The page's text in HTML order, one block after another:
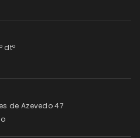
dtº
de Azevedo 47